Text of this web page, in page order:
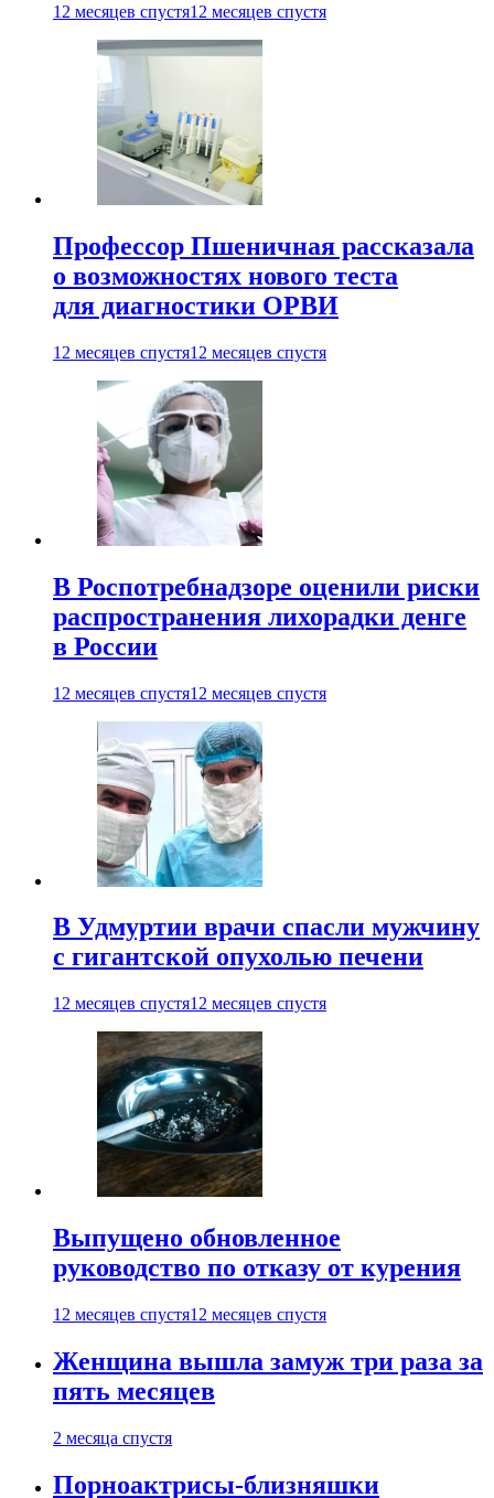
12 месяцев спустя12 месяцев спустя
Профессор Пшеничная рассказала
о возможностях нового теста
для диагностики ОРВИ
12 месяцев спустя12 месяцев спустя
В Роспотребнадзоре оценили риски
распространения лихорадки денге
в России
12 месяцев спустя12 месяцев спустя
В Удмуртии врачи спасли мужчину
с гигантской опухолью печени
12 месяцев спустя12 месяцев спустя
Выпущено обновленное
руководство по отказу от курения
12 месяцев спустя12 месяцев спустя
Женщина вышла замуж три раза за
пять месяцев
2 месяца спустя
Порноактрисы-близняшки